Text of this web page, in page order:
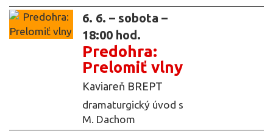
6. 6. – sobota –
18:00 hod.
Predohra:
Prelomiť vlny
Kaviareň BREPT
dramaturgický úvod s
M. Dachom